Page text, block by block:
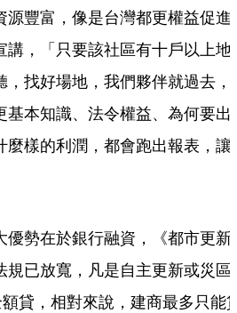
源豐富，像是台灣都更權益促進
講，「只要該社區有十戶以上地
，找好場地，我們夥伴就過去，
基本知識、法令權益、為何要出
麼樣的利潤，都會跑出報表，讓
優勢在於銀行融資，《都市更新
規已放寬，凡是自主更新或災區
貸，相對來說，建商最多只能